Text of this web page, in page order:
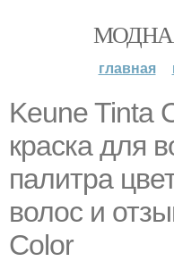
главная
Keune Tinta
краска для
палитра
волос и
Color